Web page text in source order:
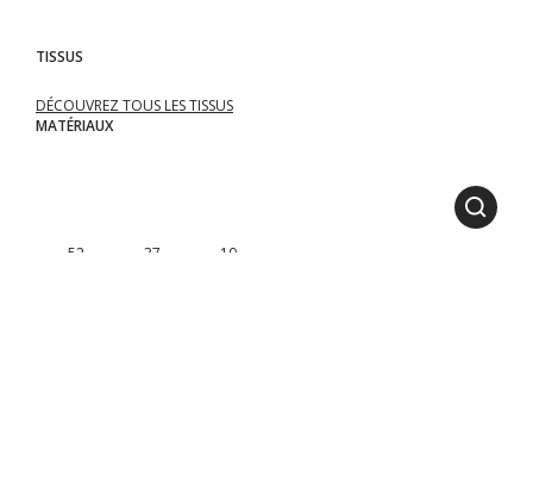
TISSUS
DÉCOUVREZ TOUS LES TISSUS
MATÉRIAUX
.52 .37 .10